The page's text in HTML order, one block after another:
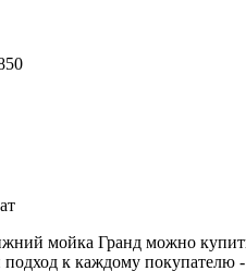
мойка Гранд можно купить
к каждому покупателю